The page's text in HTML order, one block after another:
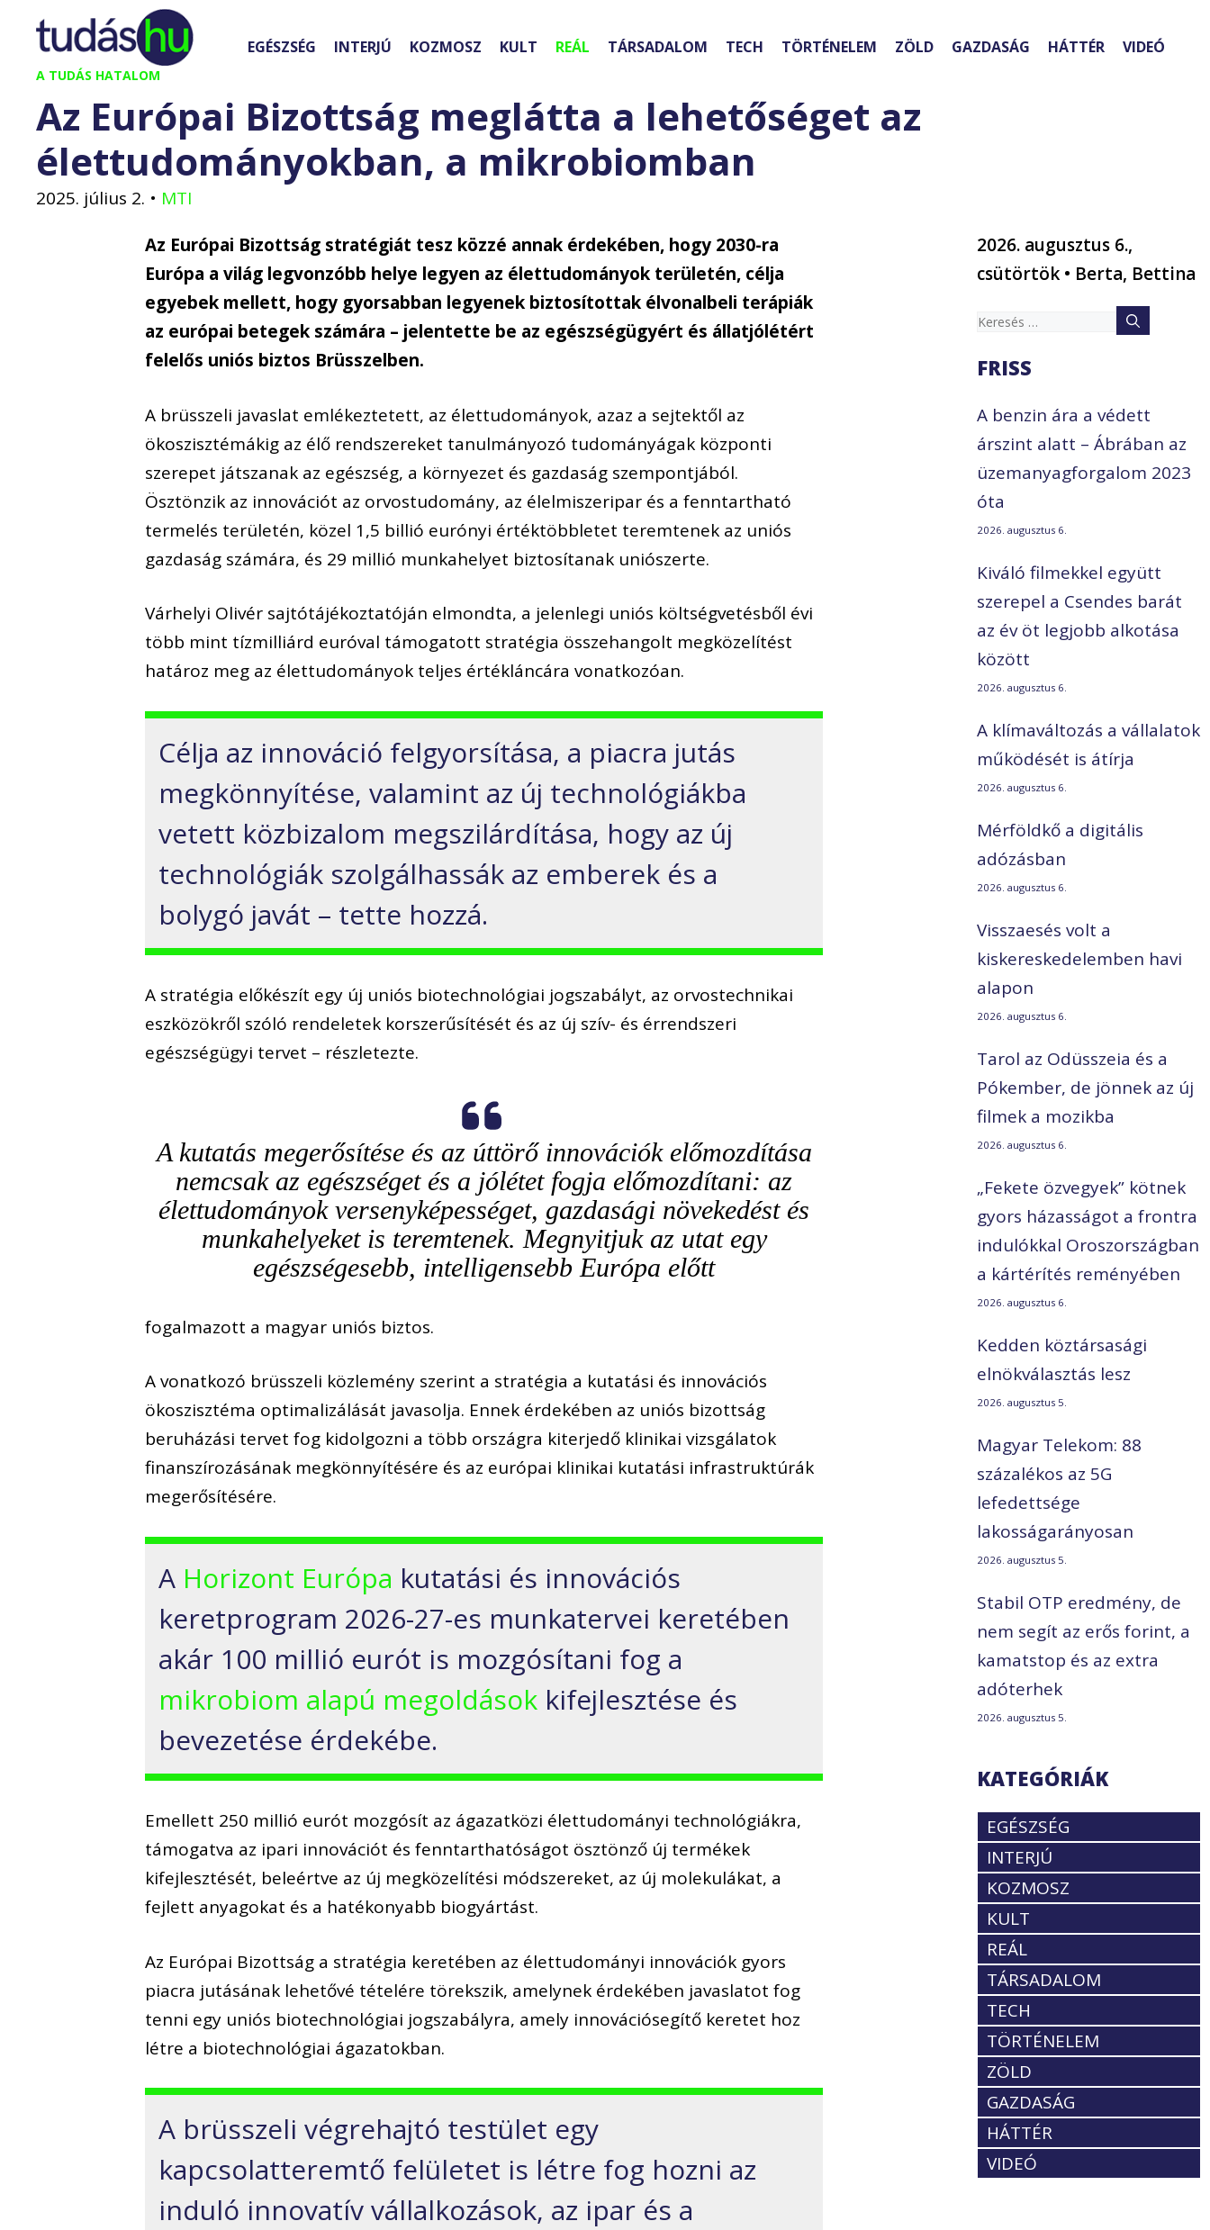
Kilépés
tartalomba
A TUDÁS HATALOM
EGÉSZSÉG INTERJÚ KOZMOSZ KULT REÁL TÁRSADALOM TECH TÖRTÉNELEM ZÖLD GAZDASÁG HÁTTÉR VIDEÓ
Az Európai Bizottság meglátta a lehetőséget az
élettudományokban, a mikrobiomban
2025. július 2. • MTI
Az Európai Bizottság stratégiát tesz közzé annak érdekében, hogy 2030-ra
Európa a világ legvonzóbb helye legyen az élettudományok területén, célja
egyebek mellett, hogy gyorsabban legyenek biztosítottak élvonalbeli terápiák
az európai betegek számára – jelentette be az egészségügyért és állatjólétért
felelős uniós biztos Brüsszelben.
A brüsszeli javaslat emlékeztetett, az élettudományok, azaz a sejtektől az
ökoszisztémákig az élő rendszereket tanulmányozó tudományágak központi
szerepet játszanak az egészség, a környezet és gazdaság szempontjából.
Ösztönzik az innovációt az orvostudomány, az élelmiszeripar és a fenntartható
termelés területén, közel 1,5 billió eurónyi értéktöbbletet teremtenek az uniós
gazdaság számára, és 29 millió munkahelyet biztosítanak uniószerte.
Várhelyi Olivér sajtótájékoztatóján elmondta, a jelenlegi uniós költségvetésből évi
több mint tízmilliárd euróval támogatott stratégia összehangolt megközelítést
határoz meg az élettudományok teljes értékláncára vonatkozóan.
Célja az innováció felgyorsítása, a piacra jutás
megkönnyítése, valamint az új technológiákba
vetett közbizalom megszilárdítása, hogy az új
technológiák szolgálhassák az emberek és a
bolygó javát – tette hozzá.
A stratégia előkészít egy új uniós biotechnológiai jogszabályt, az orvostechnikai
eszközökről szóló rendeletek korszerűsítését és az új szív- és érrendszeri
egészségügyi tervet – részletezte.
A kutatás megerősítése és az úttörő innovációk előmozdítása
nemcsak az egészséget és a jólétet fogja előmozdítani: az
élettudományok versenyképességet, gazdasági növekedést és
munkahelyeket is teremtenek. Megnyitjuk az utat egy
egészségesebb, intelligensebb Európa előtt
fogalmazott a magyar uniós biztos.
A vonatkozó brüsszeli közlemény szerint a stratégia a kutatási és innovációs
ökoszisztéma optimalizálását javasolja. Ennek érdekében az uniós bizottság
beruházási tervet fog kidolgozni a több országra kiterjedő klinikai vizsgálatok
finanszírozásának megkönnyítésére és az európai klinikai kutatási infrastruktúrák
megerősítésére.
A Horizont Európa kutatási és innovációs
keretprogram 2026-27-es munkatervei keretében
akár 100 millió eurót is mozgósítani fog a
mikrobiom alapú megoldások kifejlesztése és
bevezetése érdekébe.
Emellett 250 millió eurót mozgósít az ágazatközi élettudományi technológiákra,
támogatva az ipari innovációt és fenntarthatóságot ösztönző új termékek
kifejlesztését, beleértve az új megközelítési módszereket, az új molekulákat, a
fejlett anyagokat és a hatékonyabb biogyártást.
Az Európai Bizottság a stratégia keretében az élettudományi innovációk gyors
piacra jutásának lehetővé tételére törekszik, amelynek érdekében javaslatot fog
tenni egy uniós biotechnológiai jogszabályra, amely innovációsegítő keretet hoz
létre a biotechnológiai ágazatokban.
A brüsszeli végrehajtó testület egy
kapcsolatteremtő felületet is létre fog hozni az
induló innovatív vállalkozások, az ipar és a
2026. augusztus 6.,
csütörtök • Berta, Bettina
Keresés:
FRISS
A benzin ára a védett
árszint alatt – Ábrában az
üzemanyagforgalom 2023
óta
2026. augusztus 6.
Kiváló filmekkel együtt
szerepel a Csendes barát
az év öt legjobb alkotása
között
2026. augusztus 6.
A klímaváltozás a vállalatok
működését is átírja
2026. augusztus 6.
Mérföldkő a digitális
adózásban
2026. augusztus 6.
Visszaesés volt a
kiskereskedelemben havi
alapon
2026. augusztus 6.
Tarol az Odüsszeia és a
Pókember, de jönnek az új
filmek a mozikba
2026. augusztus 6.
„Fekete özvegyek” kötnek
gyors házasságot a frontra
indulókkal Oroszországban
a kártérítés reményében
2026. augusztus 6.
Kedden köztársasági
elnökválasztás lesz
2026. augusztus 5.
Magyar Telekom: 88
százalékos az 5G
lefedettsége
lakosságarányosan
2026. augusztus 5.
Stabil OTP eredmény, de
nem segít az erős forint, a
kamatstop és az extra
adóterhek
2026. augusztus 5.
KATEGÓRIÁK
EGÉSZSÉG
INTERJÚ
KOZMOSZ
KULT
REÁL
TÁRSADALOM
TECH
TÖRTÉNELEM
ZÖLD
GAZDASÁG
HÁTTÉR
VIDEÓ